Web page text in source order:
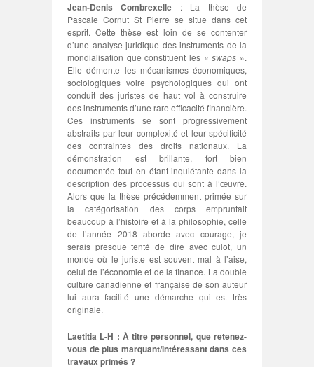
Jean-Denis Combrexelle : La thèse de
Pascale Cornut St Pierre se situe dans cet
esprit. Cette thèse est loin de se contenter
d’une analyse juridique des instruments de la
mondialisation que constituent les «swaps ».
Elle démonte les mécanismes économiques,
sociologiques voire psychologiques qui ont
conduit des juristes de haut vol à construire
des instruments d’une rare efficacité financière.
Ces instruments se sont progressivement
abstraits par leur complexité et leur spécificité
des contraintes des droits nationaux. La
démonstration est brillante, fort bien
documentée tout en étant inquiétante dans la
description des processus qui sont à l’œuvre.
Alors que la thèse précédemment primée sur
la catégorisation des corps empruntait
beaucoup à l’histoire et à la philosophie, celle
de l’année 2018 aborde avec courage, je
serais presque tenté de dire avec culot, un
monde où le juriste est souvent mal à l’aise,
celui de l’économie et de la finance. La double
culture canadienne et française de son auteur
lui aura facilité une démarche qui est très
originale.
Laetitia L-H : À titre personnel, que retenez-
vous de plus marquant/intéressant dans ces
travaux primés ?